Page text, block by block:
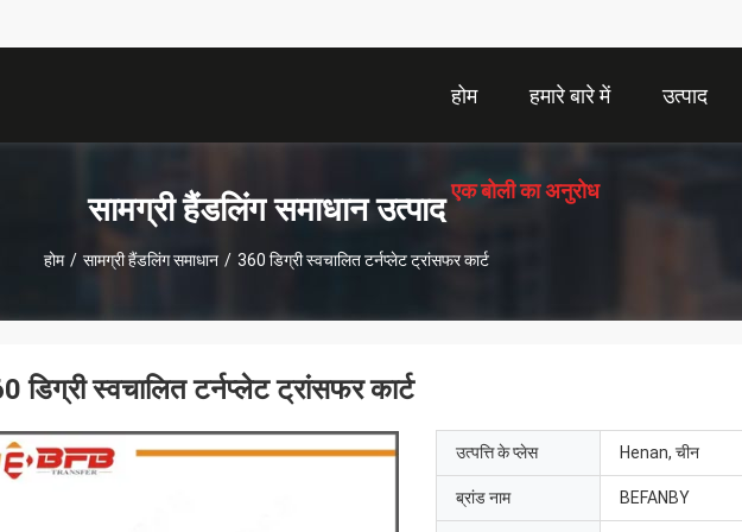
होम हमारे बारे में उत्पाद
एक बोली का अनुरोध
सामग्री हैंडलिंग समाधान उत्पाद
होम / सामग्री हैंडलिंग समाधान / 360 डिग्री स्वचालित टर्नप्लेट ट्रांसफर कार्ट
डिग्री स्वचालित टर्नप्लेट ट्रांसफर कार्ट
उत्पत्ति के प्लेस Henan, चीन
ब्रांड नाम BEFANBY